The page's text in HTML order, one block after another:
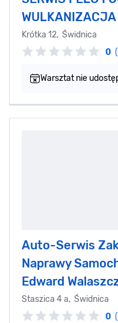
WULKANIZACJA
Krótka 12, Świdnica
0
Warsztat nie
Auto-Serwis
Naprawy
Edward
Staszica 4 a, Świdnica
0